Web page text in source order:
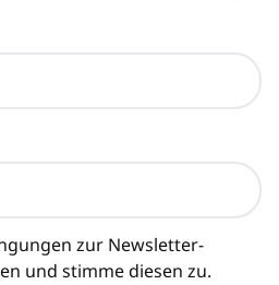
zur Newsletter-
und stimme diesen zu.